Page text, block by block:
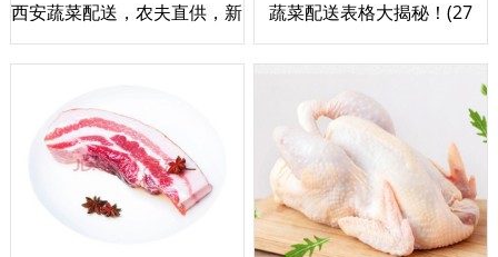
西安蔬菜配送，农夫直供，新 蔬菜配送表格大揭秘！(27